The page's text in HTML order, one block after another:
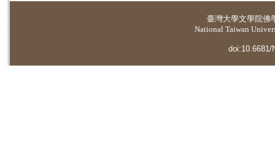
臺灣大學文學院佛
National Taiwan
doi:10.6681/